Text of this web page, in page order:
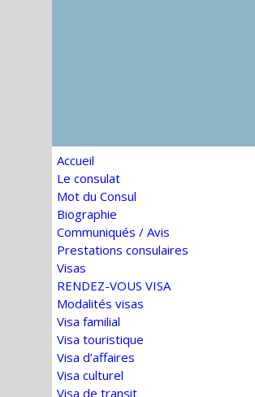
Accueil
Le consulat
Mot du Consul
Biographie
Communiqués / Avis
Prestations consulaires
Visas
RENDEZ-VOUS VISA
Modalités visas
Visa familial
Visa touristique
Visa d’affaires
Visa culturel
Visa de transit